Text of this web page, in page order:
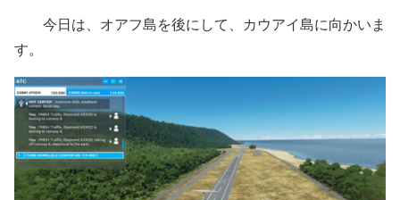
今日は、オアフ島を後にして、カウアイ島に向かいま
す。